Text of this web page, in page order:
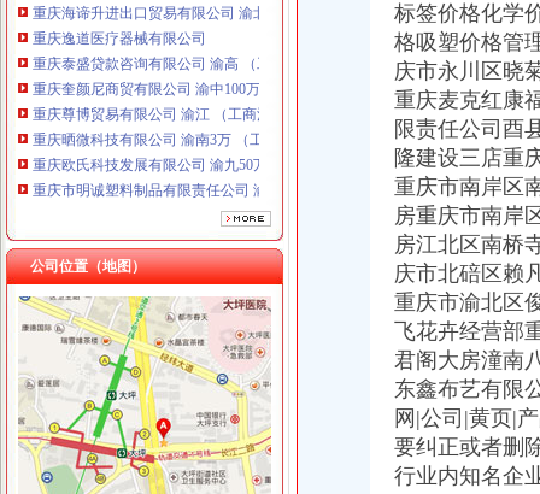
重庆逸道医疗器械有限公司
重庆泰盛贷款咨询有限公司 渝高 （工商注册）
重庆奎颜尼商贸有限公司 渝中100万 （工商注册）
重庆尊博贸易有限公司 渝江 （工商注册）
重庆晒微科技有限公司 渝南3万 （工商注册）
重庆欧氏科技发展有限公司 渝九50万 （进出口权）
重庆市明诚塑料制品有限责任公司 渝高100万 （进出口权）
重庆金品科技有限公司 渝南100万 （进出口权）
重庆凯誉网络通信技术工程有限公司 渝中300万 （工商变更）
重庆佳技维科技发展有限公司 渝南100万 （进出口权）
公司位置（地图）
渝中区马家堡
“电子眼交巡”在渝中区马家堡上岗一个月_第1页-七一网
渝中区马家堡小学2017招生范围,马家堡小学6月24日报名-小学教育-
重庆市渝中区马家堡粮店_重庆市_渝中区_企业在线
【重庆市—渝中区】马家堡发廊偶遇品美少女（申请毕业-曲罢论坛
标签价格化学
格吸塑价格管
庆市永川区晓
重庆麦克红康
限责任公司酉
隆建设三店重
重庆市南岸区
房重庆市南岸
房江北区南桥
庆市北碚区赖
重庆市渝北区
飞花卉经营部
君阁大房潼南
东鑫布艺有限
网|公司|黄页|
要纠正或者删
行业内知名企